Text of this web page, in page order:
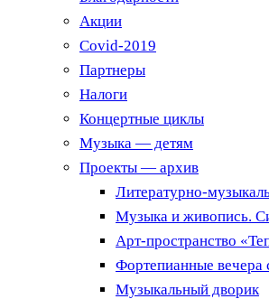
Акции
Covid-2019
Партнеры
Налоги
Концертные циклы
Музыка — детям
Проекты — архив
Литературно-
Музыка и живопись.
Арт-пространство
Фортепианные
Музыкальный дворик